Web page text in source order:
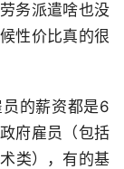
务派遣啥也没
性价比真的很
的薪资都是6
府雇员（包括
类），有的基